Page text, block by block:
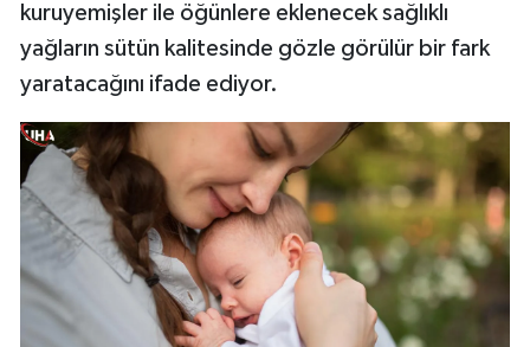
kuruyemişler ile öğünlere eklenecek sağlıklı
yağların sütün kalitesinde gözle görülür bir fark
yaratacağını ifade ediyor.